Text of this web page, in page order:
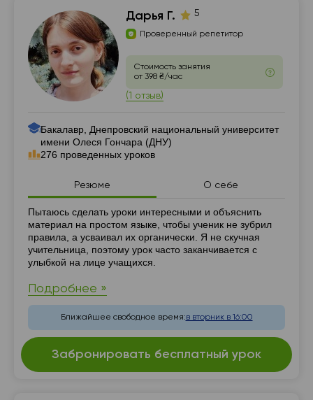
Дарья Г. 5
Проверенный репетитор
Стоимость занятия
от 398 ₴/час
(1 отзыв)
Бакалавр, Днепровский национальный университет
имени Олеся Гончара (ДНУ)
276 проведенных уроков
Резюме О себе
Резюме
Пытаюсь сделать уроки интересными и объяснить
материал на простом языке, чтобы ученик не зубрил
правила, а усваивал их органически. Я не скучная
учительница, поэтому урок часто заканчивается с
улыбкой на лице учащихся.
Подробнее »
Ближайшее свободное время:в вторник в 16:00
Забронировать бесплатный урок